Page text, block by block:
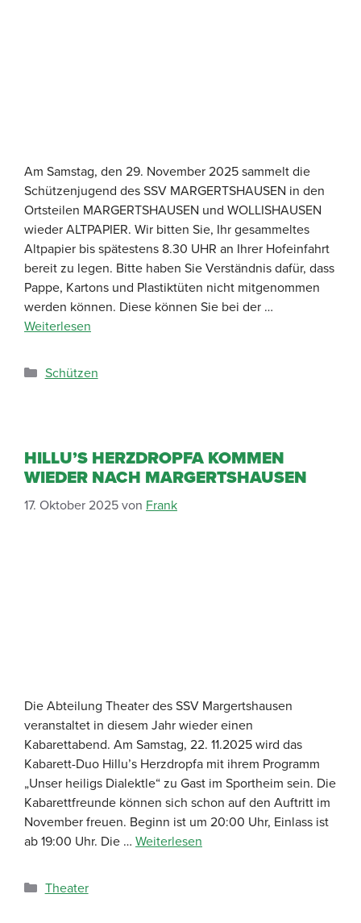
Am Samstag, den 29. November 2025 sammelt die
Schützenjugend des SSV MARGERTSHAUSEN in den
Ortsteilen MARGERTSHAUSEN und WOLLISHAUSEN
wieder ALTPAPIER. Wir bitten Sie, Ihr gesammeltes
Altpapier bis spätestens 8.30 UHR an Ihrer Hofeinfahrt
bereit zu legen. Bitte haben Sie Verständnis dafür, dass
Pappe, Kartons und Plastiktüten nicht mitgenommen
werden können. Diese können Sie bei der …
Weiterlesen
Schützen
HILLU’S HERZDROPFA KOMMEN
WIEDER NACH MARGERTSHAUSEN
17. Oktober 2025von Frank
Die Abteilung Theater des SSV Margertshausen
veranstaltet in diesem Jahr wieder einen
Kabarettabend. Am Samstag, 22. 11.2025 wird das
Kabarett-Duo Hillu’s Herzdropfa mit ihrem Programm
„Unser heiligs Dialektle“ zu Gast im Sportheim sein. Die
Kabarettfreunde können sich schon auf den Auftritt im
November freuen. Beginn ist um 20:00 Uhr, Einlass ist
ab 19:00 Uhr. Die … Weiterlesen
Theater